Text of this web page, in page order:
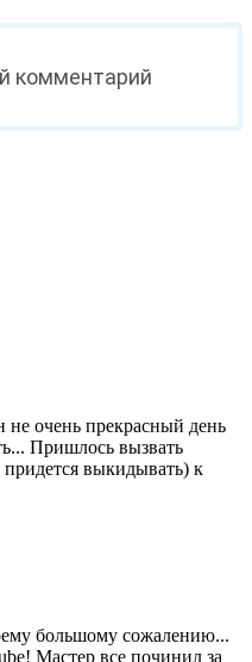
комментарий
очень прекрасный день
Пришлось вызвать
придется выкидывать) к
большому сожалению...
Мастер все починил за